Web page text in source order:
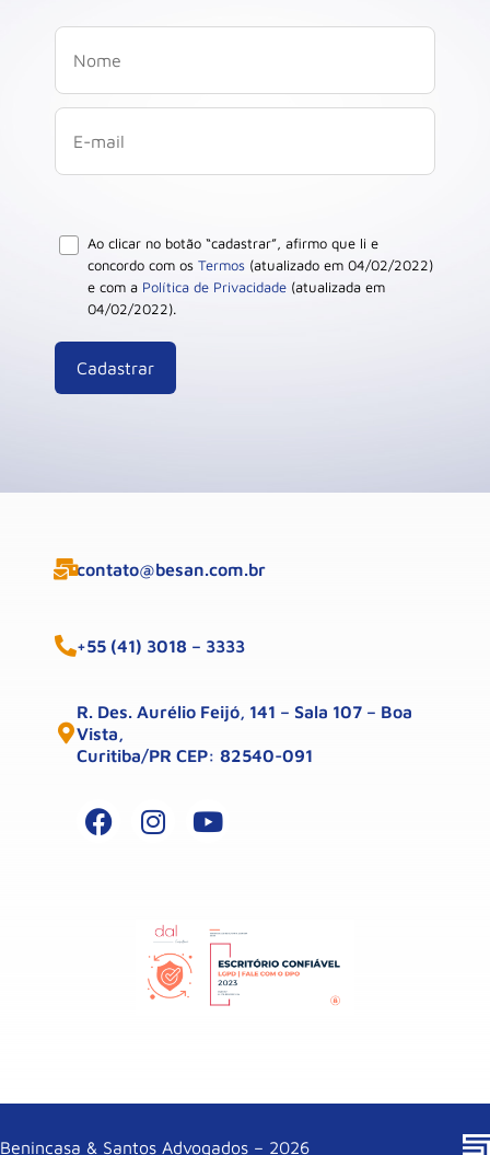
Ao clicar no botão “cadastrar”, afirmo que li e
concordo com os Termos (atualizado em 04/02/2022)
e com a Política de Privacidade (atualizada em
04/02/2022).
contato@besan.com.br
+55 (41) 3018 – 3333
R. Des. Aurélio Feijó, 141 – Sala 107 – Boa
Vista,
Curitiba/PR CEP: 82540-091
Benincasa & Santos Advogados – 2026